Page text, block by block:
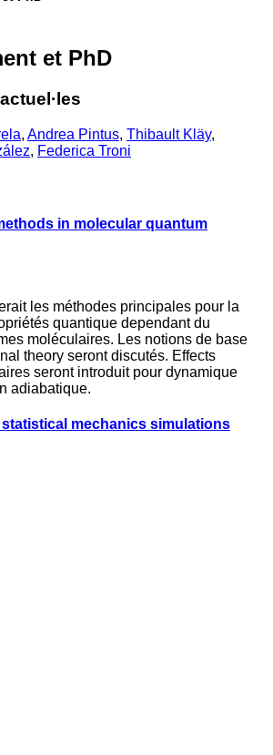
et PhD
, Andrea Pintus, Thibault Kläy,
, Federica Troni
in molecular quantum
les méthodes principales pour la
quantique dependant du
moléculaires. Les notions de base
theory seront discutés. Effects
seront introduit pour dynamique
adiabatique.
mechanics simulations